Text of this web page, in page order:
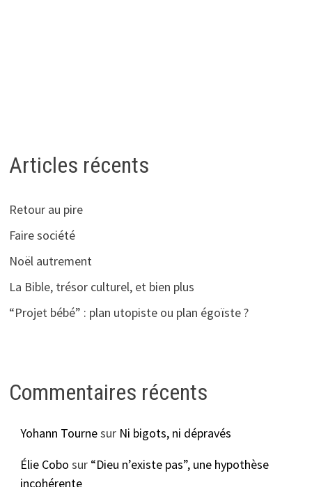
Articles récents
Retour au pire
Faire société
Noël autrement
La Bible, trésor culturel, et bien plus
“Projet bébé” : plan utopiste ou plan égoïste ?
Commentaires récents
Yohann Tournesur Ni bigots, ni dépravés
Élie Cobo sur “Dieu n’existe pas”, une hypothèse
incohérente